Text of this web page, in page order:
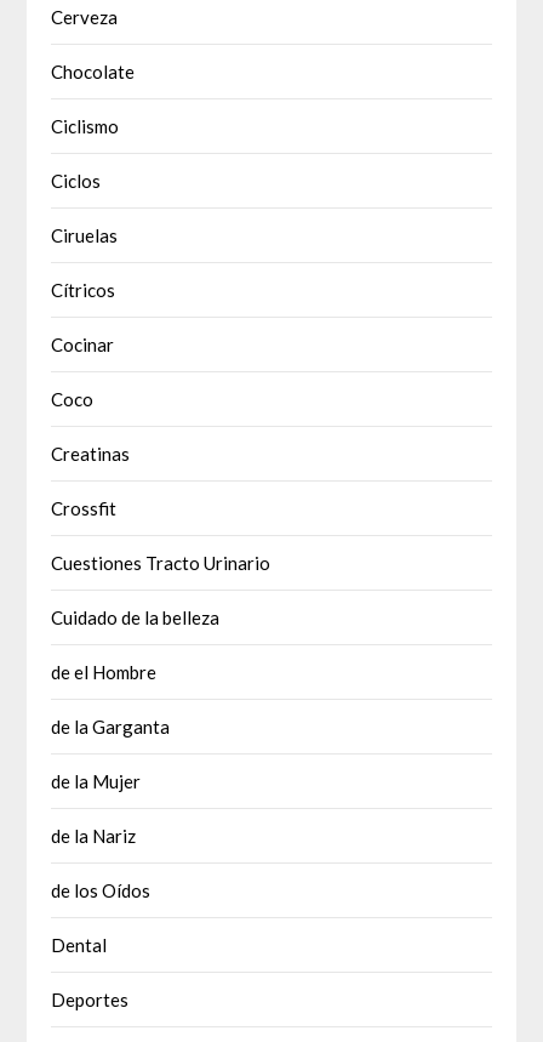
Cerveza
Chocolate
Ciclismo
Ciclos
Ciruelas
Cítricos
Cocinar
Coco
Creatinas
Crossfit
Cuestiones Tracto Urinario
Cuidado de la belleza
de el Hombre
de la Garganta
de la Mujer
de la Nariz
de los Oídos
Dental
Deportes